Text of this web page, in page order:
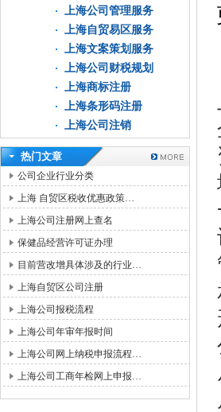
上海公司管理服务
上海自贸易区服务
上海文案策划服务
上海公司财税规划
上海商标注册
上海条形码注册
上海公司注销
热门文章
公司企业行业分类
上海 自贸区税收优惠政策…
上海公司注册网上查名
保健品经营许可证办理
目前营改增具体涉及的行业…
上海自贸区公司注册
上海公司报税流程
上海公司年审年报时间
上海公司网上纳税申报流程…
上海公司工商年检网上申报…